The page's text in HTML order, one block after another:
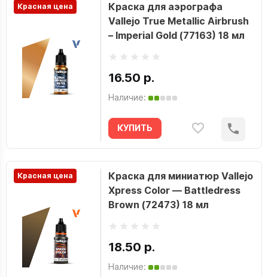
Красная цена
Краска для аэрографа
Vallejo True Metallic Airbrush
– Imperial Gold (77163) 18 мл
16.50 р.
Наличие:
КУПИТЬ
Красная цена
Краска для миниатюр Vallejo
Xpress Color — Battledress
Brown (72473) 18 мл
18.50 р.
Наличие: